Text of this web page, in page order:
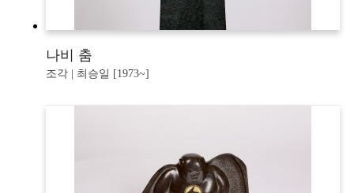
나비 춤
조각 | 최승일 [1973~]